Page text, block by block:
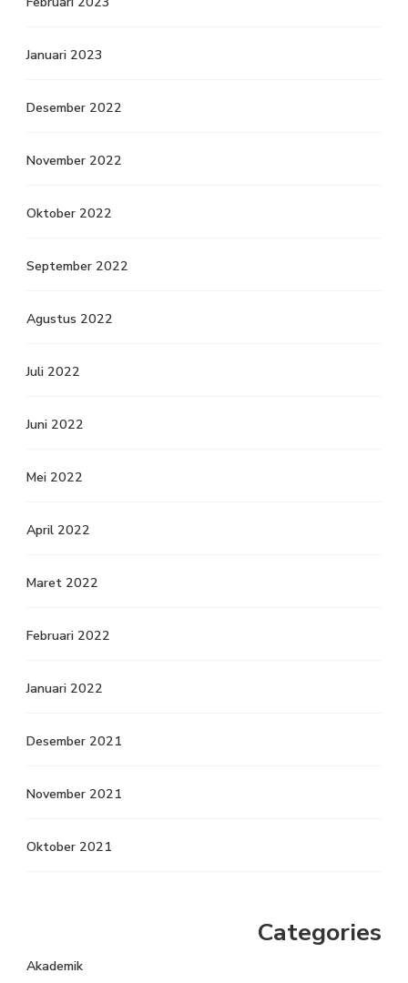
Januari 2023
Desember 2022
November 2022
Oktober 2022
September 2022
Agustus 2022
Juli 2022
Juni 2022
Mei 2022
April 2022
Maret 2022
Februari 2022
Januari 2022
Desember 2021
November 2021
Oktober 2021
Categories
Akademik